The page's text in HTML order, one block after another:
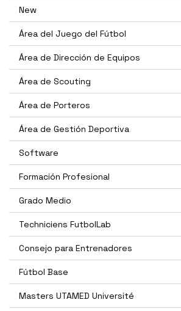
New
Área del Juego del Fútbol
Área de Dirección de Equipos
Área de Scouting
Área de Porteros
Área de Gestión Deportiva
Software
Formación Profesional
Grado Medio
Techniciens FutbolLab
Consejo para Entrenadores
Fútbol Base
Masters UTAMED Université